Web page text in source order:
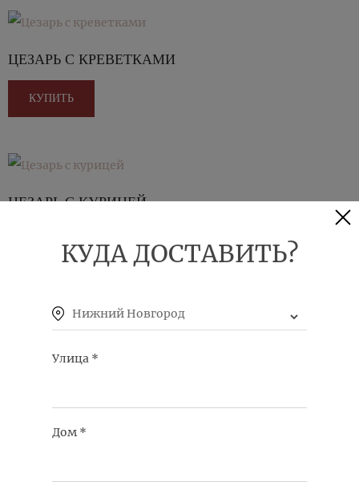
КУДА ДОСТАВИТЬ?
Нижний Новгород
Улица *
Дом *
ЦЕЗАРЬ С КРЕВЕТКАМИ
КУПИТЬ
ЦЕЗАРЬ С КУРИЦЕЙ
ЗЕЛЁНЫЙ САЛАТ СО СТРУЧКОВОЙ ФАСОЛЬЮ В
КУПИТЬ